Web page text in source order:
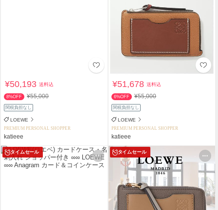
¥50,193送料込
8%OFF ¥55,000
関税負担なし
LOEWE
PREMIUM PERSONAL SHOPPER
katieee
¥51,678送料込
6%OFF ¥55,000
関税負担なし
LOEWE
PREMIUM PERSONAL SHOPPER
katieee
タイムセール タイムセール